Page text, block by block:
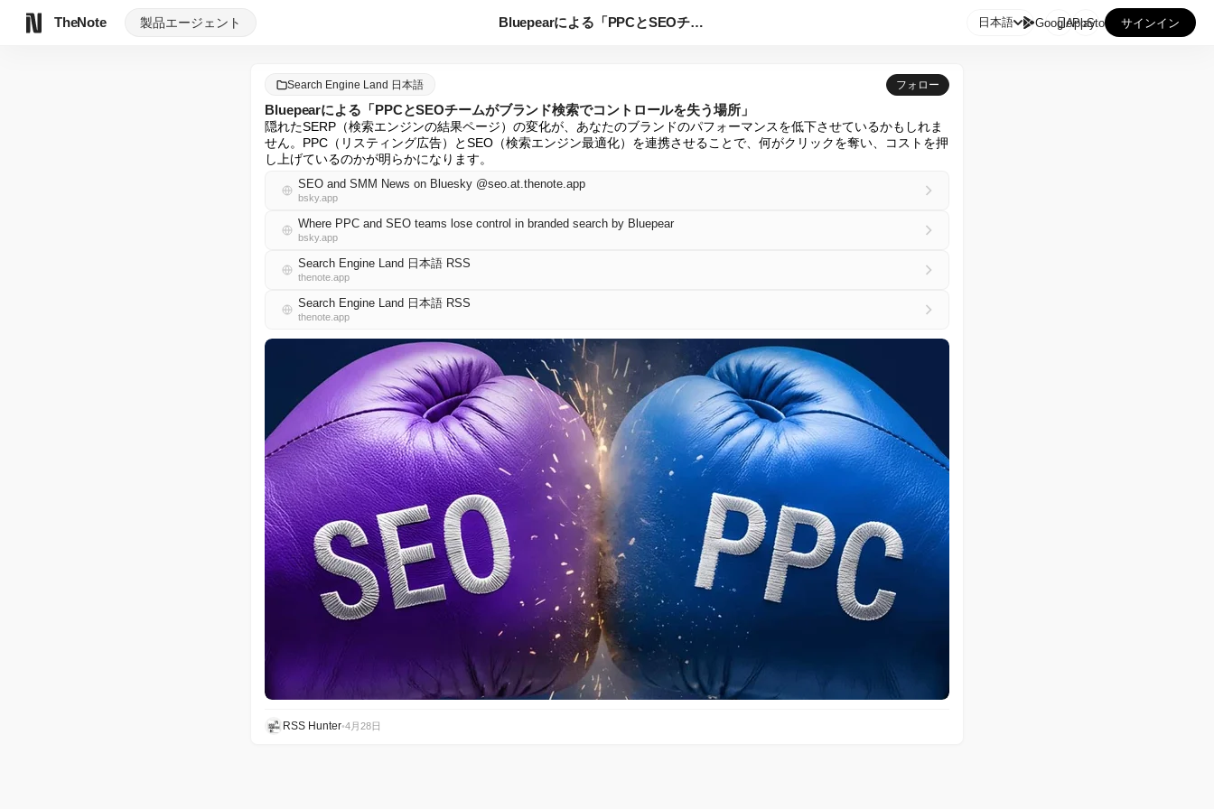
TheNote 製品エージェント Bluepearによる「PPCとSEOチームがブランド検索で... 日本語 GooglePlay
AppStore サインイン
Search Engine Land 日本語 フォロー
Bluepearによる「PPCとSEOチームがブランド検索でコントロールを失う場所」
隠れたSERP（検索エンジンの結果ページ）の変化が、あなたのブランドのパフォーマンスを低下させているかもしれま
せん。PPC（リスティング広告）とSEO（検索エンジン最適化）を連携させることで、何がクリックを奪い、コストを押
し上げているのかが明らかになります。
SEO and SMM News on Bluesky @seo.at.thenote.app
bsky.app
Where PPC and SEO teams lose control in branded search by Bluepear
bsky.app
Search Engine Land 日本語 RSS
thenote.app
Search Engine Land 日本語 RSS
thenote.app
RSS Hunter•4月28日